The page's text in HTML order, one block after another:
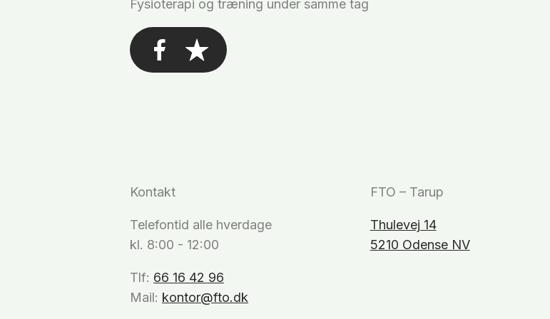
Fysioterapi og træning under samme tag
Kontakt
Telefontid alle hverdage
kl. 8:00 - 12:00
Tlf: 66 16 42 96
Mail: kontor@fto.dk
FTO – Tarup
Thulevej 14
5210 Odense NV